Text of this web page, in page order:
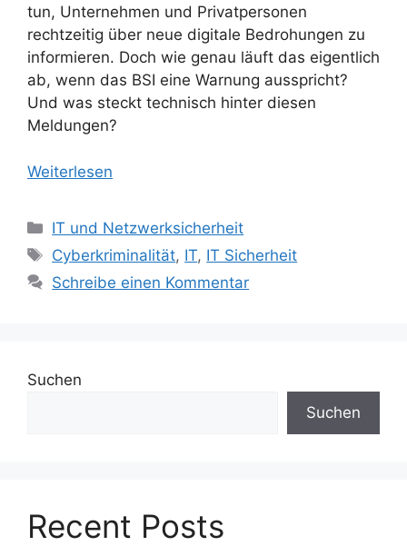
tun, Unternehmen und Privatpersonen
rechtzeitig über neue digitale Bedrohungen zu
informieren. Doch wie genau läuft das eigentlich
ab, wenn das BSI eine Warnung ausspricht?
Und was steckt technisch hinter diesen
Meldungen?
Weiterlesen
Kategorien
IT und Netzwerksicherheit
Schlagwörter
Cyberkriminalität, IT, IT Sicherheit
Schreibe einen Kommentar
Suchen
Suchen
Recent Posts